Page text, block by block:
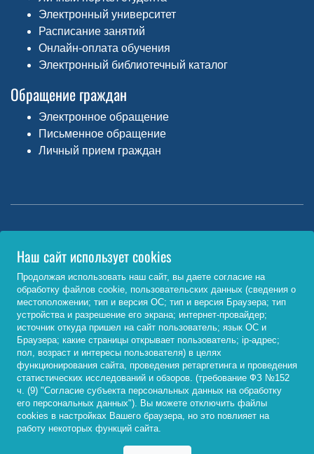
Электронный университет
Расписание занятий
Онлайн-оплата обучения
Электронный библиотечный каталог
Обращение граждан
Электронное обращение
Письменное обращение
Личный прием граждан
Министерство науки и высшего образования РФ
http://www.minobrnauki.gov.ru/
Министерство просвещения РФ
https://edu.gov.ru/
Федеральный портал «Российское образование»
http://www.edu.ru/
© 2026, ФГБОУ ВО «Байкальский государственный
университет»
Наш сайт использует cookies
Продолжая использовать наш сайт, вы даете согласие на
обработку файлов cookie, пользовательских данных (сведения о
местоположении; тип и версия ОС; тип и версия Браузера; тип
устройства и разрешение его экрана; интернет-провайдер;
источник откуда пришел на сайт пользователь; язык ОС и
Браузера; какие страницы открывает пользователь; ip-адрес;
пол, возраст и интересы пользователя) в целях
функционирования сайта, проведения ретаргетинга и проведения
статистических исследований и обзоров. (требование ФЗ №152
ч. (9) "Согласие субъекта персональных данных на обработку
его персональных данных"). Вы можете отключить файлы
cookies в настройках Вашего браузера, но это повлияет на
работу некоторых функций сайта.